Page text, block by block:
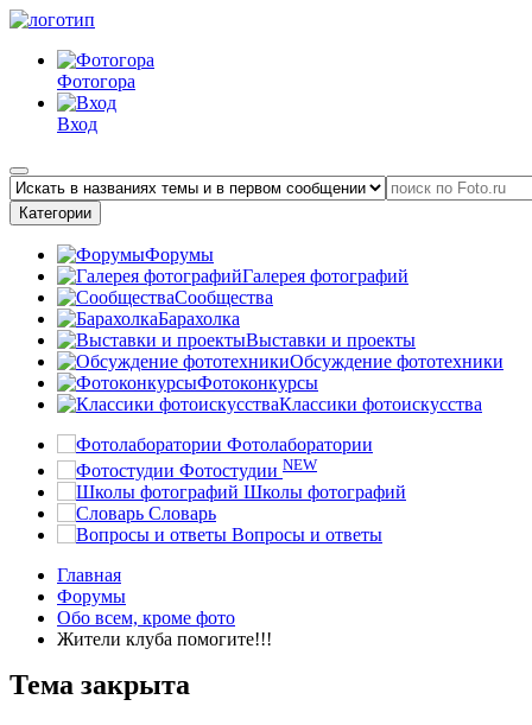
Фотогора
Вход
Категории
Форумы
Галерея фотографий
Сообщества
Барахолка
Выставки и проекты
Обсуждение фототехники
Фотоконкурсы
Классики фотоискусства
Фотолаборатории
Фотостудии NEW
Школы фотографий
Словарь
Вопросы и ответы
Главная
Форумы
Обо всем, кроме фото
Жители клуба помогите!!!
Тема закрыта